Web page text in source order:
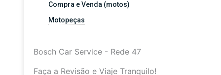
Compra e Venda (motos)
Motopeças
Bosch Car Service - Rede 47
Faça a Revisão e Viaje Tranquilo!